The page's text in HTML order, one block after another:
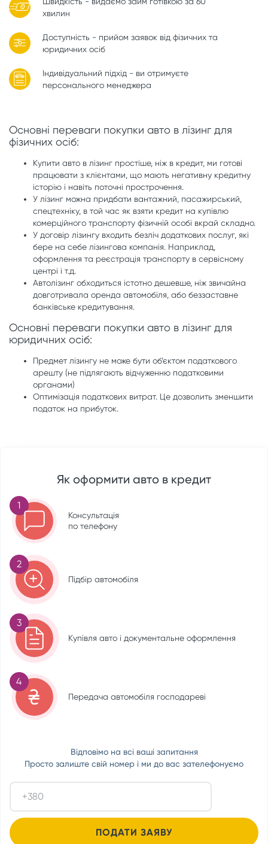
хвилин
Доступність - прийом заявок від фізичних та
юридичних осіб
Індивідуальний підхід - ви отримуєте
персонального менеджера
Основні переваги покупки авто в лізинг для
фізичних осіб:
Купити авто в лізинг простіше, ніж в кредит, ми готові
працювати з клієнтами, що мають негативну кредитну
історію і навіть поточні прострочення.
У лізинг можна придбати вантажний, пасажирський,
спецтехніку, в той час як взяти кредит на купівлю
комерційного транспорту фізичній особі вкрай складно.
У договір лізингу входить безліч додаткових послуг, які
бере на себе лізингова компанія. Наприклад,
оформлення та реєстрація транспорту в сервісному
центрі і т.д.
Автолізинг обходиться істотно дешевше, ніж звичайна
довготривала оренда автомобіля, або беззаставне
банківське кредитування.
Основні переваги покупки авто в лізинг для
юридичних осіб:
Предмет лізингу не може бути об’єктом податкового
арешту (не підлягають відчуженню податковими
органами)
Оптимізація податкових витрат. Це дозволить зменшити
податок на прибуток.
Як оформити авто в кредит
1
Консультація
по телефону
2
Підбір автомобіля
3
Купівля авто і документальне оформлення
4
Передача автомобіля господареві
Відповімо на всі ваші запитання
Просто залиште свій номер і ми до вас зателефонуємо